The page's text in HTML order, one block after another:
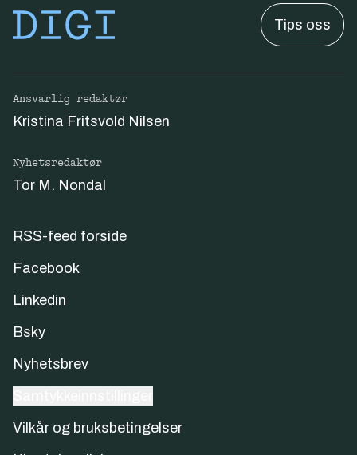
Tips oss
Ansvarlig redaktør
Kristina Fritsvold Nilsen
Nyhetsredaktør
Tor M. Nondal
RSS-feed forside
Facebook
Linkedin
Bsky
Nyhetsbrev
Vilkår og bruksbetingelser